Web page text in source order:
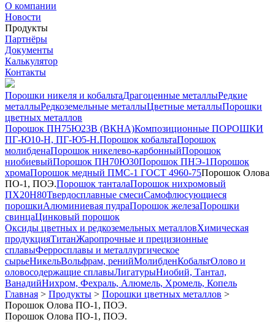
О компании
Новости
Продукты
Партнёры
Документы
Калькулятор
Контакты
Порошки никеля и кобальтаДрагоценные металлыРедкие
металлыРедкоземельные металлыЦветные металлыПорошки
цветных металлов
Порошок ПН75Ю23В (ВКНА)Композиционные ПОРОШКИ
ПГ-Ю10-Н, ПГ-Ю5-Н.Порошок кобальтаПорошок
молибденаПорошок никелево-карбонныйПорошок
ниобиевыйПорошок ПН70Ю30Порошок ПНЭ-1Порошок
хромаПорошок медный ПМС-1 ГОСТ 4960-75Порошок Олова
ПО-1, ПОЭ.Порошок танталаПорошок нихромовый
ПХ20Н80Твердосплавные смесиСамофлюсующиеся
порошкиАлюминиевая пудраПорошок железаПорошки
свинцаЦинковый порошок
Оксиды цветных и редкоземельных металловХимическая
продукцияТитанЖаропрочные и прецизионные
сплавыФерросплавы и металлургическое
сырьеНикельВольфрам, ренийМолибденКобальтОлово и
оловосодержащие сплавыЛигатурыНиобий, Тантал,
ВанадийНихром, Фехраль, Алюмель, Хромель, Копель
Главная > Продукты > Порошки цветных металлов >
Порошок Олова ПО-1, ПОЭ.
Порошок Олова ПО-1, ПОЭ.